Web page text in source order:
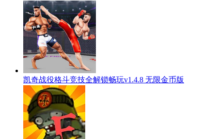
凯奇战役格斗竞技全解锁畅玩v1.4.8 无限金币版